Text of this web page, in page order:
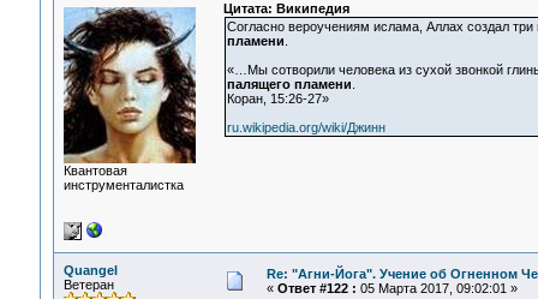
Квантовая
инструменталистка
Цитата: Википедия
Согласно вероучениям ислама, Аллах создал
пламени
«…Мы сотворили человека из сухой звонкой
палящего пламени
Коран, 15:26-27»
ru.wikipedia.org/wiki/Джинн
Quangel
Ветеран
Re: "Агни-Йога". Учение об Огненном
« Ответ #122 : 05 Марта 2017, 09:02:01 »